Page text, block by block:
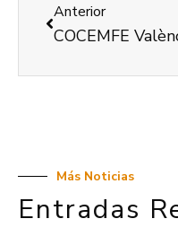
Anterior
Más Noticias
Entradas